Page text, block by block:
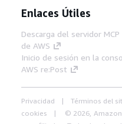
Enlaces Útiles
Descarga del servidor
de AWS
Inicio de sesión en la
AWS re:Post
Privacidad Términos del
cookies
© 2026, Amazon